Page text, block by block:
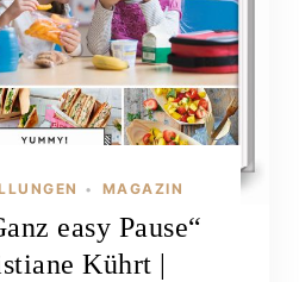
• MAGAZIN
easy Pause“
Kührt |